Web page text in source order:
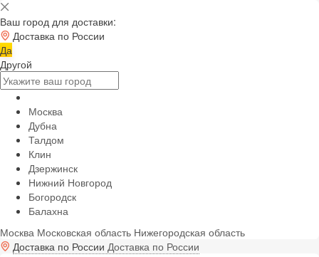
Ваш город для доставки:
Доставка по России
Да
Другой
Москва
Дубна
Талдом
Клин
Дзержинск
Нижний Новгород
Богородск
Балахна
Москва Московская область Нижегородская область
Доставка по России Доставка по России